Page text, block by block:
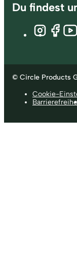
Du findest
© Circle Products
Cookie-